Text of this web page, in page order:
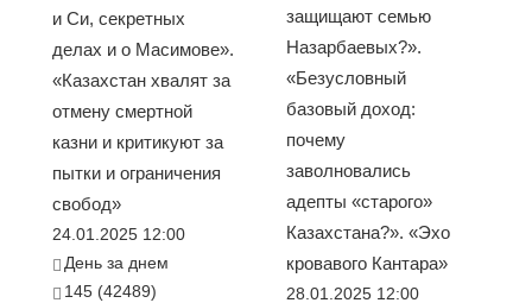
и Си, секретных
делах и о Масимове».
«Казахстан хвалят за
отмену смертной
казни и критикуют за
пытки и ограничения
свобод»
24.01.2025 12:00
День за днем
145 (42489)
защищают семью
Назарбаевых?».
«Безусловный
базовый доход:
почему
заволновались
адепты «старого»
Казахстана?». «Эхо
кровавого Кантара»
28.01.2025 12:00